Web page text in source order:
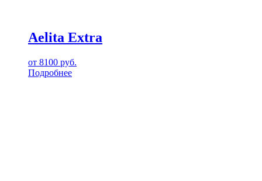
Aelita Extra
от 8100 руб.
Подробнее